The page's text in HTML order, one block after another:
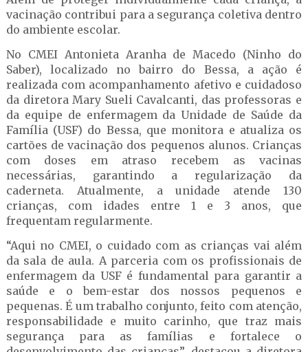
vacinação contribui para a segurança coletiva dentro
do ambiente escolar.
No CMEI Antonieta Aranha de Macedo (Ninho do
Saber), localizado no bairro do Bessa, a ação é
realizada com acompanhamento afetivo e cuidadoso
da diretora Mary Sueli Cavalcanti, das professoras e
da equipe de enfermagem da Unidade de Saúde da
Família (USF) do Bessa, que monitora e atualiza os
cartões de vacinação dos pequenos alunos. Crianças
com doses em atraso recebem as vacinas
necessárias, garantindo a regularização da
caderneta. Atualmente, a unidade atende 130
crianças, com idades entre 1 e 3 anos, que
frequentam regularmente.
“Aqui no CMEI, o cuidado com as crianças vai além
da sala de aula. A parceria com os profissionais de
enfermagem da USF é fundamental para garantir a
saúde e o bem-estar dos nossos pequenos e
pequenas. É um trabalho conjunto, feito com atenção,
responsabilidade e muito carinho, que traz mais
segurança para as famílias e fortalece o